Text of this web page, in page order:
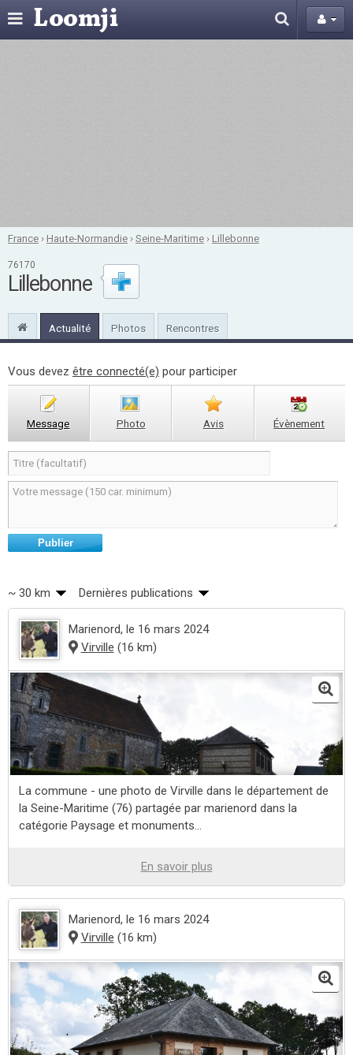
France ›Haute-Normandie ›Seine-Maritime ›Lillebonne
76170
Lillebonne
Actualité Photos Rencontres
Vous devez être connecté(e) pour participer
Message Photo Avis Évènement
Publier
~ 30 km Dernières publications
Marienord, le 16 mars 2024
Virville (16 km)
La commune - une photo de Virville dans le département de
la Seine-Maritime (76) partagée par marienord dans la
catégorie Paysage et monuments...
En savoir plus
Marienord, le 16 mars 2024
Virville (16 km)